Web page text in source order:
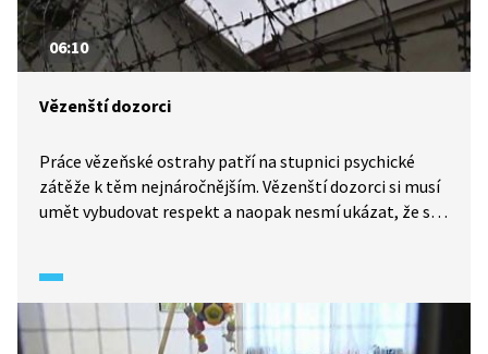
06:10
Vězenští dozorci
Práce vězeňské ostrahy patří na stupnici psychické
zátěže k těm nejnáročnějším. Vězenští dozorci si musí
umět vybudovat respekt a naopak nesmí ukázat, že se